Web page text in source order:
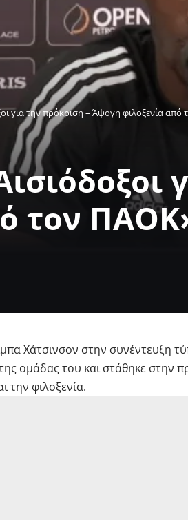
για την πρόκριση – Άψογη φιλοξενία από
τον
Χάτσινσον στην συνέντευξη
ομάδας του και στάθηκε στην
την φιλοξενία.